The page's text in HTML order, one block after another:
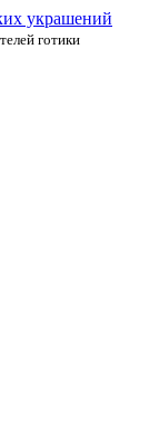
готики